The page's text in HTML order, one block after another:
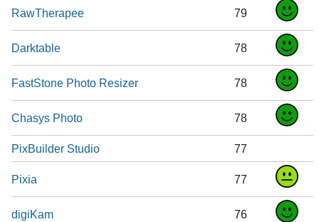
RawTherapee 79
Darktable 78
FastStone Photo Resizer 78
Chasys Photo 78
PixBuilder Studio 77
Pixia 77
digiKam 76